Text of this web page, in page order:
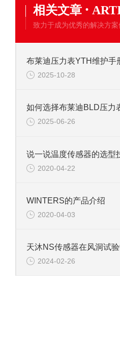
相关文章 ·
致力于成为优秀的解决方案
2025-10-28
2025-06-26
说一说温度传感器的选型
2020-04-22
WINTERS的产品介绍
2020-04-03
2024-02-26